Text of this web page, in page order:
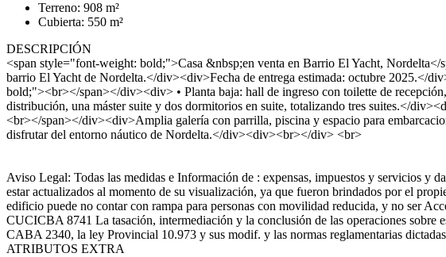
Terreno: 908 m²
Cubierta: 550 m²
DESCRIPCIÓN
<span style="font-weight: bold;">Casa &nbsp;en venta en Barrio El Yacht,
barrio El Yacht de Nordelta.</div><div>Fecha de entrega estimada: octubre
bold;"><br></span></div><div> • Planta baja: hall de ingreso con toilette de
distribución, una máster suite y dos dormitorios en suite, totalizando tres suites.</
<br></span></div><div>Amplia galería con parrilla, piscina y espacio para
disfrutar del entorno náutico de Nordelta.</div><div><br></div> <br>
Aviso Legal: Todas las medidas e Información de : expensas, impuestos y servicios y
estar actualizados al momento de su visualización, ya que fueron brindados por el
edificio puede no contar con rampa para personas con movilidad reducida, y no ser
CUCICBA 8741 La tasación, intermediación y la conclusión de las operaciones sobre
CABA 2340, la ley Provincial 10.973 y sus modif. y las normas reglamentarias
ATRIBUTOS EXTRA